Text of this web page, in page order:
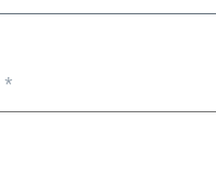
*